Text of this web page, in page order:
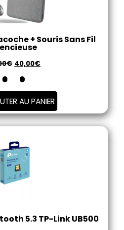
+ Souris Sans Fil
€ 40,00€
AU PANIER
5.3 TP-Link UB500